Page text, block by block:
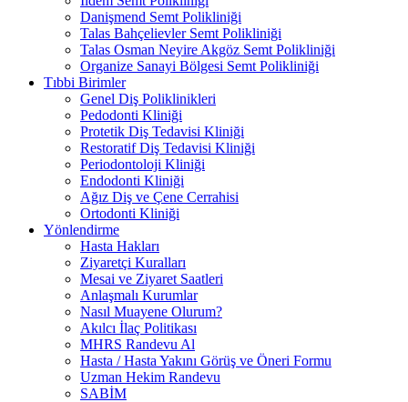
Danişmend Semt Polikliniği
Talas Bahçelievler Semt Polikliniği
Talas Osman Neyire Akgöz Semt Polikliniği
Organize Sanayi Bölgesi Semt Polikliniği
Tıbbi Birimler
Genel Diş Poliklinikleri
Pedodonti Kliniği
Protetik Diş Tedavisi Kliniği
Restoratif Diş Tedavisi Kliniği
Periodontoloji Kliniği
Endodonti Kliniği
Ağız Diş ve Çene Cerrahisi
Ortodonti Kliniği
Yönlendirme
Hasta Hakları
Ziyaretçi Kuralları
Mesai ve Ziyaret Saatleri
Anlaşmalı Kurumlar
Nasıl Muayene Olurum?
Akılcı İlaç Politikası
MHRS Randevu Al
Hasta / Hasta Yakını Görüş ve Öneri Formu
Uzman Hekim Randevu
SABİM